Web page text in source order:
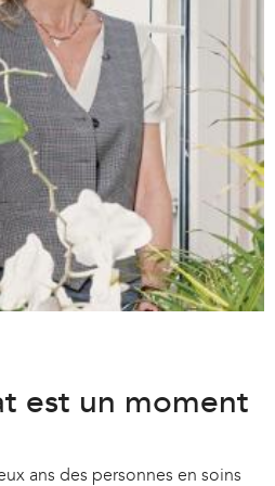
est un moment
ans des personnes en soins